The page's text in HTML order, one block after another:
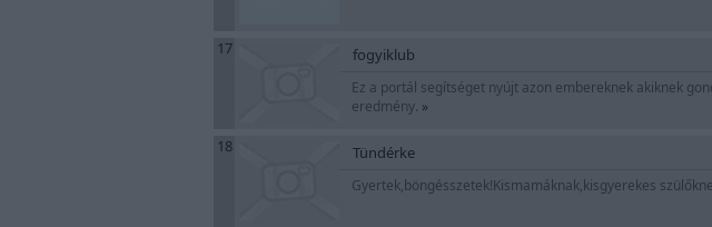
17 fogyiklub
Ez a portál segítséget nyújt azon embereknek akiknek
eredmény. »
18 Tündérke
Gyertek,böngésszetek!Kismamáknak,kisgyerekes